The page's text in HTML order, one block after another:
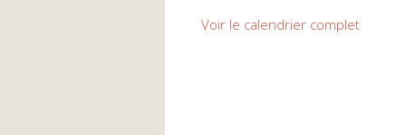
Initiation
Voir le calendrier complet